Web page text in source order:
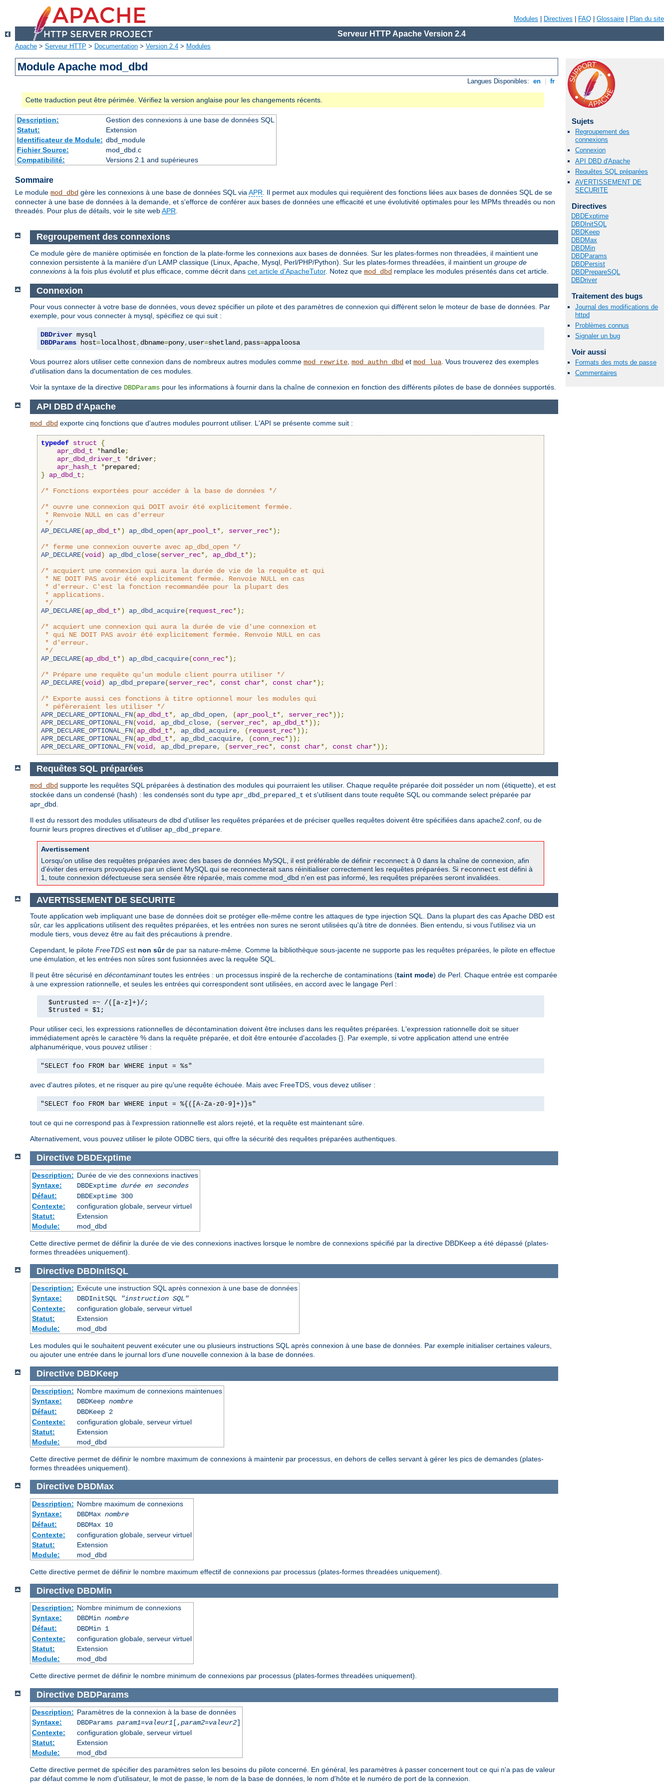
Modules Directives FAQ Glossaire Plan du site
Serveur HTTP Apache Version 2.4
Apache > Serveur HTTP > Documentation > Version 2.4 > Modules
Module Apache mod_dbd
Langues Disponibles: en fr
Cette traduction peut être périmée. Vérifiez la version anglaise pour les changements récents.
Description:
Gestion des connexions à une base de données SQL
Statut:
Extension
Identificateur de Module: dbd_module
Fichier Source:
mod_dbd.c
Compatibilité:
Versions 2.1 and supérieures
Sommaire
Le module mod_dbd gère les connexions à une base de données SQL viaAPR. Il permet aux modules qui requièrent des fonctions liées aux bases de données SQL de se
connecter à une base de données à la demande, et s'efforce de conférer aux bases de données une efficacité et une évolutivité optimales pour les MPMs threadés ou non
threadés. Pour plus de détails, voir le site webAPR.
Sujets
Regroupement des
connexions
Connexion
API DBD d'Apache
Requêtes SQL préparées
AVERTISSEMENT DE
SECURITE
Directives
DBDExptime
DBDInitSQL
DBDKeep
DBDMax
DBDMin
DBDParams
DBDPersist
DBDPrepareSQL
DBDriver
Traitement des bugs
Journal des modifications de
httpd
Problèmes connus
Signaler un bug
Voir aussi
Formats des mots de passe
Commentaires
Regroupement des connexions
Ce module gère de manière optimisée en fonction de la plate-forme les connexions aux bases de données. Sur les plates-formes non threadées, il maintient une
connexion persistente à la manière d'un LAMP classique (Linux, Apache, Mysql, Perl/PHP/Python). Sur les plates-formes threadées, il maintient un groupe de
connexions à la fois plus évolutif et plus efficace, comme décrit dans cet article d'ApacheTutor. Notez que mod_dbd remplace les modules présentés dans cet article.
Connexion
Pour vous connecter à votre base de données, vous devez spécifier un pilote et des paramètres de connexion qui diffèrent selon le moteur de base de données. Par
exemple, pour vous connecter à mysql, spécifiez ce qui suit :
DBDriver
DBDParams host=localhost, dbname=pony, user=shetland, pass=appaloosa
Vous pourrez alors utiliser cette connexion dans de nombreux autres modules comme mod_rewrite, mod_authn_dbd et mod_lua. Vous trouverez des exemples
d'utilisation dans la documentation de ces modules.
Voir la syntaxe de la directive DBDParams pour les informations à fournir dans la chaîne de connexion en fonction des différents pilotes de base de données supportés.
API DBD d'Apache
mod_dbd exporte cinq fonctions que d'autres modules pourront utiliser. L'API se présente comme suit :
typedef struct
{
apr_dbd_t
*handle;
apr_dbd_driver_t
*driver;
apr_hash_t
*prepared ;
}
ap_dbd_t ;
/* Fonctions exportées pour accéder à la base de données */
/* ouvre une connexion qui DOIT avoir été explicitement fermée.
* Renvoie NULL en cas d'erreur
*/
AP_DECLARE(ap_dbd_t*) ap_dbd_open(apr_pool_t*, server_rec*);
/* ferme une connexion ouverte avec ap_dbd_open */
AP_DECLARE(void ) ap_dbd_close(server_rec*, ap_dbd_t*);
/* acquiert une connexion qui aura la durée de vie de la requête et qui
* NE DOIT PAS avoir été explicitement fermée. Renvoie NULL en cas
* d'erreur. C'est la fonction recommandée pour la plupart des
* applications.
*/
AP_DECLARE(ap_dbd_t*) ap_dbd_acquire(request_rec*);
/* acquiert une connexion qui aura la durée de vie d'une connexion et
* qui NE DOIT PAS avoir été explicitement fermée. Renvoie NULL en cas
* d'erreur.
*/
AP_DECLARE(ap_dbd_t*) ap_dbd_cacquire(conn_rec*);
/* Prépare une requête qu'un module client pourra utiliser */
AP_DECLARE(void ) ap_dbd_prepare(server_rec*, const char*, const char*);
/* Exporte aussi ces fonctions à titre optionnel mour les modules qui
* péfèreraient les utiliser */
APR_DECLARE_OPTIONAL_FN(ap_dbd_t*, ap_dbd_open, (apr_pool_t*, server_rec*));
APR_DECLARE_OPTIONAL_FN(void , ap_dbd_close, (server_rec*, ap_dbd_t*));
APR_DECLARE_OPTIONAL_FN(ap_dbd_t*, ap_dbd_acquire, (request_rec*));
APR_DECLARE_OPTIONAL_FN(ap_dbd_t*, ap_dbd_cacquire, (conn_rec*));
APR_DECLARE_OPTIONAL_FN(void , ap_dbd_prepare, (server_rec*, const char*, const char*));
Requêtes SQL préparées
mod_dbd supporte les requêtes SQL préparées à destination des modules qui pourraient les utiliser. Chaque requête préparée doit posséder un nom (étiquette), et est
stockée dans un condensé (hash) : les condensés sont du type apr_dbd_prepared_t et s'utilisent dans toute requête SQL ou commande select préparée par
apr_dbd.
Il est du ressort des modules utilisateurs de dbd d'utiliser les requêtes préparées et de préciser quelles requêtes doivent être spécifiées dans apache2.conf, ou de
fournir leurs propres directives et d'utiliser ap_dbd_prepare
Avertissement
Lorsqu'on utilise des requêtes préparées avec des bases de données MySQL, il est préférable de définir reconnect à 0 dans la chaîne de connexion, afin
d'éviter des erreurs provoquées par un client MySQL qui se reconnecterait sans réinitialiser correctement les requêtes préparées. Si reconnect est défini à
1, toute connexion défectueuse sera sensée être réparée, mais comme mod_dbd n'en est pas informé, les requêtes préparées seront invalidées.
AVERTISSEMENT DE SECURITE
Toute application web impliquant une base de données doit se protéger elle-même contre les attaques de type injection SQL. Dans la plupart des cas Apache DBD est
sûr, car les applications utilisent des requêtes préparées, et les entrées non sures ne seront utilisées qu'à titre de données. Bien entendu, si vous l'utilisez via un
module tiers, vous devez être au fait des précautions à prendre.
Cependant, le pilote FreeTDS est non sûrde par sa nature-même. Comme la bibliothèque sous-jacente ne supporte pas les requêtes préparées, le pilote en effectue
une émulation, et les entrées non sûres sont fusionnées avec la requête SQL.
Il peut être sécurisé en décontaminanttoutes les entrées : un processus inspiré de la recherche de contaminations (taint mode) de Perl. Chaque entrée est comparée
à une expression rationnelle, et seules les entrées qui correspondent sont utilisées, en accord avec le langage Perl :
  $untrusted =~ /([a-z]+)/;
  $trusted = $1;
Pour utiliser ceci, les expressions rationnelles de décontamination doivent être incluses dans les requêtes préparées. L'expression rationnelle doit se situer
immédiatement après le caractère % dans la requête préparée, et doit être entourée d'accolades {}. Par exemple, si votre application attend une entrée
alphanumérique, vous pouvez utiliser :
"SELECT foo FROM bar WHERE input = %s"
avec d'autres pilotes, et ne risquer au pire qu'une requête échouée. Mais avec FreeTDS, vous devez utiliser :
"SELECT foo FROM bar WHERE input = %{([A-Za-z0-9]+)}s"
tout ce qui ne correspond pas à l'expression rationnelle est alors rejeté, et la requête est maintenant sûre.
Alternativement, vous pouvez utiliser le pilote ODBC tiers, qui offre la sécurité des requêtes préparées authentiques.
Directive DBDExptime
Description: Durée de vie des connexions inactives
Syntaxe:
DBDExptime durée en secondes
Défaut:
DBDExptime 300
Contexte:
configuration globale, serveur virtuel
Statut:
Extension
Module:
mod_dbd
Cette directive permet de définir la durée de vie des connexions inactives lorsque le nombre de connexions spécifié par la directive DBDKeep a été dépassé (plates-
formes threadées uniquement).
Directive DBDInitSQL
Description: Exécute une instruction SQL après connexion à une base de données
Syntaxe:
DBDInitSQL
"instruction SQL"
Contexte:
configuration globale, serveur virtuel
Statut:
Extension
Module:
mod_dbd
Les modules qui le souhaitent peuvent exécuter une ou plusieurs instructions SQL après connexion à une base de données. Par exemple initialiser certaines valeurs,
ou ajouter une entrée dans le journal lors d'une nouvelle connexion à la base de données.
Directive DBDKeep
Description: Nombre maximum de connexions maintenues
Syntaxe:
DBDKeep nombre
Défaut:
DBDKeep 2
Contexte:
configuration globale, serveur virtuel
Statut:
Extension
Module:
mod_dbd
Cette directive permet de définir le nombre maximum de connexions à maintenir par processus, en dehors de celles servant à gérer les pics de demandes (plates-
formes threadées uniquement).
Directive DBDMax
Description: Nombre maximum de connexions
Syntaxe:
DBDMax nombre
Défaut:
DBDMax 10
Contexte:
configuration globale, serveur virtuel
Statut:
Extension
Module:
mod_dbd
Cette directive permet de définir le nombre maximum effectif de connexions par processus (plates-formes threadées uniquement).
Directive DBDMin
Description: Nombre minimum de connexions
Syntaxe:
DBDMin nombre
Défaut:
DBDMin 1
Contexte:
configuration globale, serveur virtuel
Statut:
Extension
Module:
mod_dbd
Cette directive permet de définir le nombre minimum de connexions par processus (plates-formes threadées uniquement).
Directive DBDParams
Description: Paramètres de la connexion à la base de données
Syntaxe:
DBDParams param1=valeur1[,param2=valeur2]
Contexte:
configuration globale, serveur virtuel
Statut:
Extension
Module:
mod_dbd
Cette directive permet de spécifier des paramètres selon les besoins du pilote concerné. En général, les paramètres à passer concernent tout ce qui n'a pas de valeur
par défaut comme le nom d'utilisateur, le mot de passe, le nom de la base de données, le nom d'hôte et le numéro de port de la connexion.